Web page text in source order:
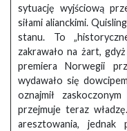
sytuację wyjściową
siłami alianckimi.
stanu. To
zakrawało na żart,
premiera Norwegii
wydawało się
oznajmił
przejmuje teraz
aresztowania, jednak